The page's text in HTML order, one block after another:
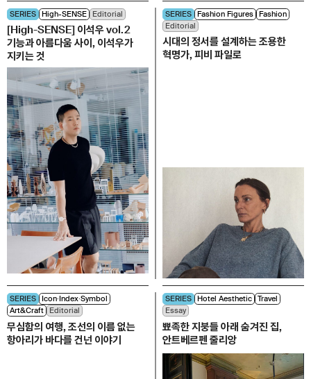
SERIES High-SENSE Editorial
[High-SENSE] 이석우 vol.2
기능과 아름다움 사이, 이석우가
지키는 것
SERIES Fashion Figures Fashion
Editorial
시대의 정서를 설계하는 조용한
혁명가, 피비 파일로
SERIES Icon∙Index∙Symbol
Art&Craft
Editorial
무심함의 여행, 조선의 이름 없는
항아리가 바다를 건넌 이야기
SERIES Hotel Aesthetic Travel
Essay
뾰족한 지붕들 아래 숨겨진 집,
안트베르펜 줄리앙